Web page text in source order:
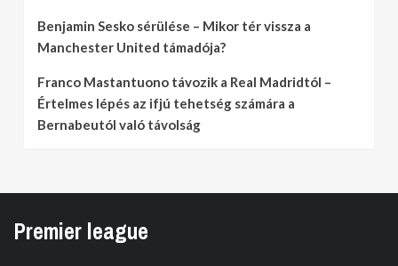
Benjamin Sesko sérülése – Mikor tér vissza a
Manchester United támadója?
Franco Mastantuono távozik a Real Madridtól –
Értelmes lépés az ifjú tehetség számára a
Bernabeutól való távolság
Premier league